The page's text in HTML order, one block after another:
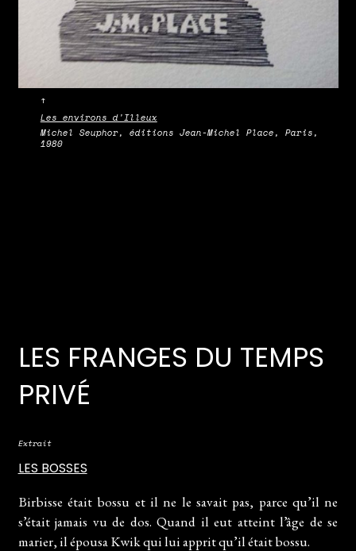
↑
Les environs d'Illeux
Michel Seuphor, éditions Jean-Michel Place, Paris,
1980
LES FRANGES DU TEMPS
PRIVÉ
Extrait
LES BOSSES
Birbisse était bossu et il ne le savait pas, parce qu’il ne
s’était jamais vu de dos. Quand il eut atteint l’âge de se
marier, il épousa Kwik qui lui apprit qu’il était bossu.